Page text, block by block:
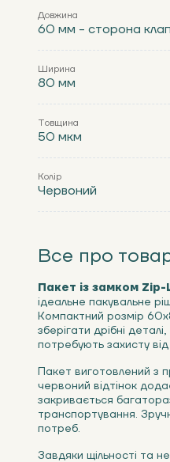
Довжина
60 мм - сторона
Ширина
80 мм
Товщина
50 мкм
Колір
Червоний
Все про
Пакет із замком
ідеальне пакувальне
Компактний розмір
зберігати дрібні
потребують захисту
Пакет виготовлений з
червоний відтінок
закривається
транспортування.
потреб.
Завдяки щільності та